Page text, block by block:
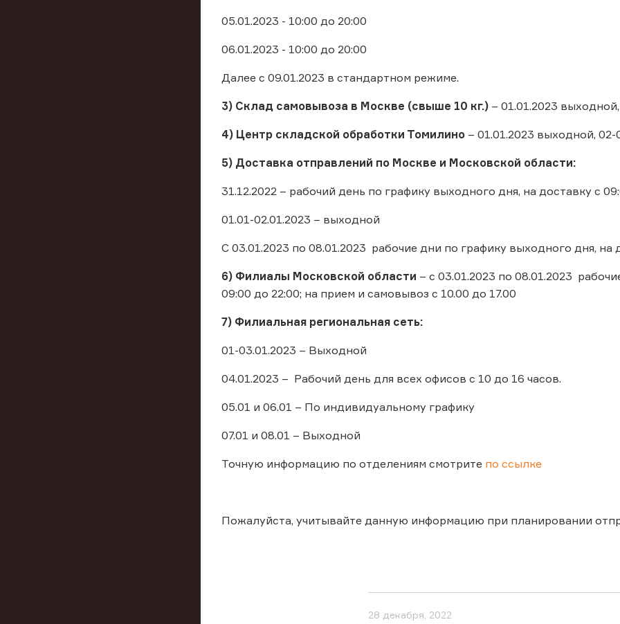
05.01.2023 - 10:00 до 20:00
06.01.2023 - 10:00 до 20:00
Далее с 09.01.2023 в стандартном режиме.
3) Склад самовывоза в Москве (свыше 10 кг.) – 01.01.2023
4) Центр складской обработки Томилино – 01.01.2023 выходной,
5) Доставка отправлений по Москве и Московской области:
31.12.2022 – рабочий день по графику выходного дня, на доставку с
01.01-02.01.2023 – выходной
С 03.01.2023 по 08.01.2023 рабочие дни по графику выходного дня, на
6) Филиалы Московской области – с 03.01.2023 по 08.01.2023
09:00 до 22:00; на прием и самовывоз с 10.00 до 17.00
7) Филиальная региональная сеть:
01-03.01.2023 – Выходной
04.01.2023 – Рабочий день для всех офисов с 10 до 16 часов.
05.01 и 06.01 – По индивидуальному графику
07.01 и 08.01 – Выходной
Точную информацию по отделениям смотрите по ссылке
Пожалуйста, учитывайте данную информацию при планировании
28 декабря, 2022